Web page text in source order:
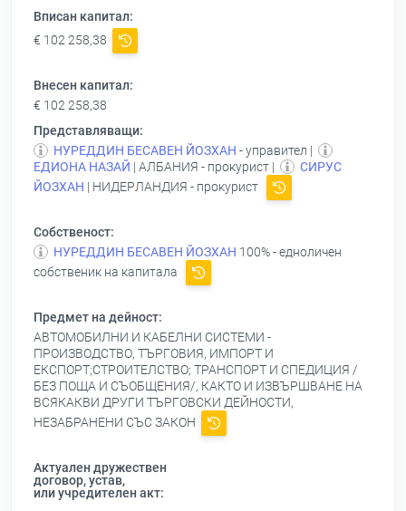
Вписан капитал:
€ 102 258,38
Внесен капитал:
€ 102 258,38
Представляващи:
НУРЕДДИН БЕСАВЕН ЙОЗХАН - управител |
ЕДИОНА НАЗАЙ | АЛБАНИЯ - прокурист |
СИРУС
ЙОЗХАН | НИДЕРЛАНДИЯ - прокурист
Собственост:
НУРЕДДИН БЕСАВЕН ЙОЗХАН 100% - едноличен
собственик на капитала
Предмет на дейност:
АВТОМОБИЛНИ И КАБЕЛНИ СИСТЕМИ -
ПРОИЗВОДСТВО, ТЪРГОВИЯ, ИМПОРТ И
ЕКСПОРТ;СТРОИТЕЛСТВО; ТРАНСПОРТ И СПЕДИЦИЯ /
БЕЗ ПОЩА И СЪОБЩЕНИЯ/, КАКТО И ИЗВЪРШВАНЕ НА
ВСЯКАКВИ ДРУГИ ТЪРГОВСКИ ДЕЙНОСТИ,
НЕЗАБРАНЕНИ СЪС ЗАКОН
Актуален дружествен
договор, устав,
или учредителен акт: